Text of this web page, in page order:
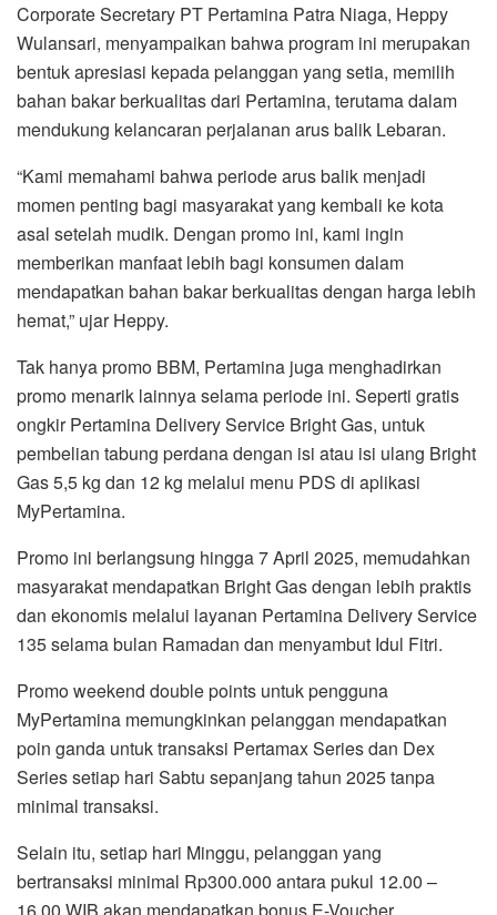
Corporate Secretary PT Pertamina Patra Niaga, Heppy
Wulansari, menyampaikan bahwa program ini merupakan
bentuk apresiasi kepada pelanggan yang setia, memilih
bahan bakar berkualitas dari Pertamina, terutama dalam
mendukung kelancaran perjalanan arus balik Lebaran.
“Kami memahami bahwa periode arus balik menjadi
momen penting bagi masyarakat yang kembali ke kota
asal setelah mudik. Dengan promo ini, kami ingin
memberikan manfaat lebih bagi konsumen dalam
mendapatkan bahan bakar berkualitas dengan harga lebih
hemat,” ujar Heppy.
Tak hanya promo BBM, Pertamina juga menghadirkan
promo menarik lainnya selama periode ini. Seperti gratis
ongkir Pertamina Delivery Service Bright Gas, untuk
pembelian tabung perdana dengan isi atau isi ulang Bright
Gas 5,5 kg dan 12 kg melalui menu PDS di aplikasi
MyPertamina.
Promo ini berlangsung hingga 7 April 2025, memudahkan
masyarakat mendapatkan Bright Gas dengan lebih praktis
dan ekonomis melalui layanan Pertamina Delivery Service
135 selama bulan Ramadan dan menyambut Idul Fitri.
Promo weekend double points untuk pengguna
MyPertamina memungkinkan pelanggan mendapatkan
poin ganda untuk transaksi Pertamax Series dan Dex
Series setiap hari Sabtu sepanjang tahun 2025 tanpa
minimal transaksi.
Selain itu, setiap hari Minggu, pelanggan yang
bertransaksi minimal Rp300.000 antara pukul 12.00 –